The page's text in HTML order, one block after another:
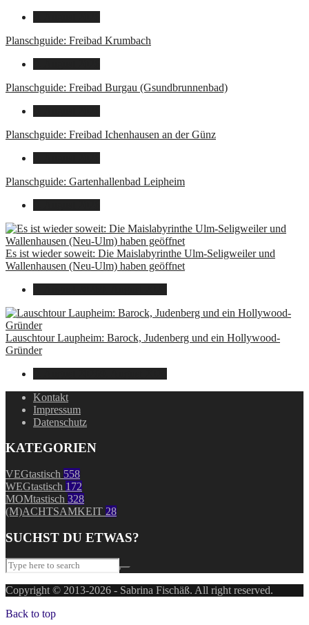
Planschguide: Freibad Krumbach
Planschguide: Freibad Burgau (Gsundbrunnenbad)
Planschguide: Freibad Ichenhausen an der Günz
Planschguide: Gartenhallenbad Leipheim
Es ist wieder soweit: Die Maislabyrinthe Ulm-Seligweiler und
Wallenhausen (Neu-Ulm) haben geöffnet
Lauschtour Laupheim: Barock, Judenberg und ein Hollywood-
Gründer
Kontakt
Impressum
Datenschutz
KATEGORIEN
VEGtastisch 558
WEGtastisch 172
MOMtastisch 328
(M)ACHTSAMKEIT 28
SUCHST DU ETWAS?
Copyright © 2013-2026 - Sabrina Fischäß. All right reserved.
Back to top